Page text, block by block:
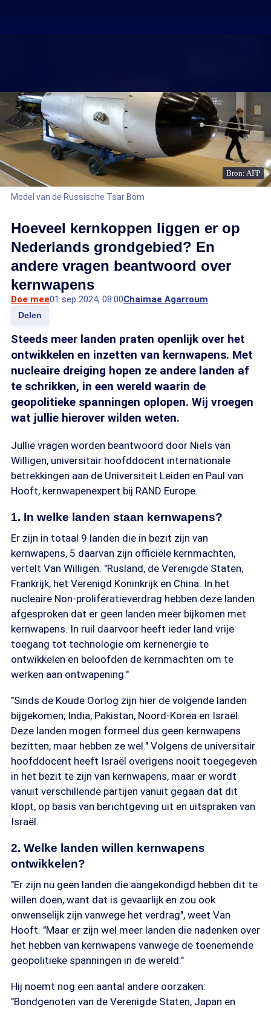
Bron: AFP
Model van de Russische Tsar Bom
Hoeveel kernkoppen liggen er op
Nederlands grondgebied? En
andere vragen beantwoord over
kernwapens
Doe mee01 sep 2024, 08:00Chaimae Agarroum
Delen
Steeds meer landen praten openlijk over het
ontwikkelen en inzetten van kernwapens. Met
nucleaire dreiging hopen ze andere landen af
te schrikken, in een wereld waarin de
geopolitieke spanningen oplopen. Wij vroegen
wat jullie hierover wilden weten.
Jullie vragen worden beantwoord door Niels van
Willigen, universitair hoofddocent internationale
betrekkingen aan de Universiteit Leiden en Paul van
Hooft, kernwapenexpert bij RAND Europe.
1. In welke landen staan kernwapens?
Er zijn in totaal 9 landen die in bezit zijn van
kernwapens, 5 daarvan zijn officiële kernmachten,
vertelt Van Willigen. "Rusland, de Verenigde Staten,
Frankrijk, het Verenigd Koninkrijk en China. In het
nucleaire Non-proliferatieverdrag hebben deze landen
afgesproken dat er geen landen meer bijkomen met
kernwapens. In ruil daarvoor heeft ieder land vrije
toegang tot technologie om kernenergie te
ontwikkelen en beloofden de kernmachten om te
werken aan ontwapening."
"Sinds de Koude Oorlog zijn hier de volgende landen
bijgekomen; India, Pakistan, Noord-Korea en Israël.
Deze landen mogen formeel dus geen kernwapens
bezitten, maar hebben ze wel." Volgens de universitair
hoofddocent heeft Israël overigens nooit toegegeven
in het bezit te zijn van kernwapens, maar er wordt
vanuit verschillende partijen vanuit gegaan dat dit
klopt, op basis van berichtgeving uit en uitspraken van
Israël.
2. Welke landen willen kernwapens
ontwikkelen?
"Er zijn nu geen landen die aangekondigd hebben dit te
willen doen, want dat is gevaarlijk en zou ook
onwenselijk zijn vanwege het verdrag", weet Van
Hooft. "Maar er zijn wel meer landen die nadenken over
het hebben van kernwapens vanwege de toenemende
geopolitieke spanningen in de wereld."
Hij noemt nog een aantal andere oorzaken:
"Bondgenoten van de Verenigde Staten, Japan en